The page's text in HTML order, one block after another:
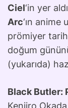
Ciel‘in yer
Arc‘ın anime
prömiyer
doğum
(yukarıda)
Black Butler:
Kenjiro